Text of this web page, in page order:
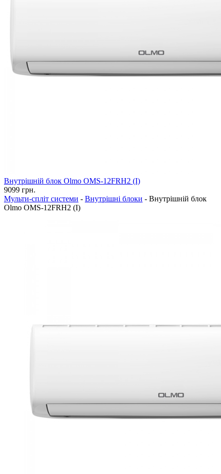
Внутрішній блок Olmo OMS-12FRH2 (I)
9099 грн.
Мульти-спліт системи - Внутрішні блоки - Внутрішній блок
Olmo OMS-12FRH2 (I)